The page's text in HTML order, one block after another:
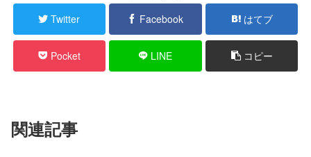
Twitter Facebook はてブ
Pocket LINE コピー
関連記事